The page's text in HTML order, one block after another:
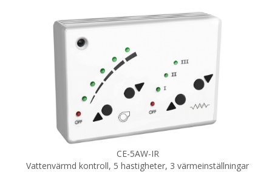
CE-5AW-IR
Vattenvärmd kontroll, 5 hastigheter, 3 värmeinställningar